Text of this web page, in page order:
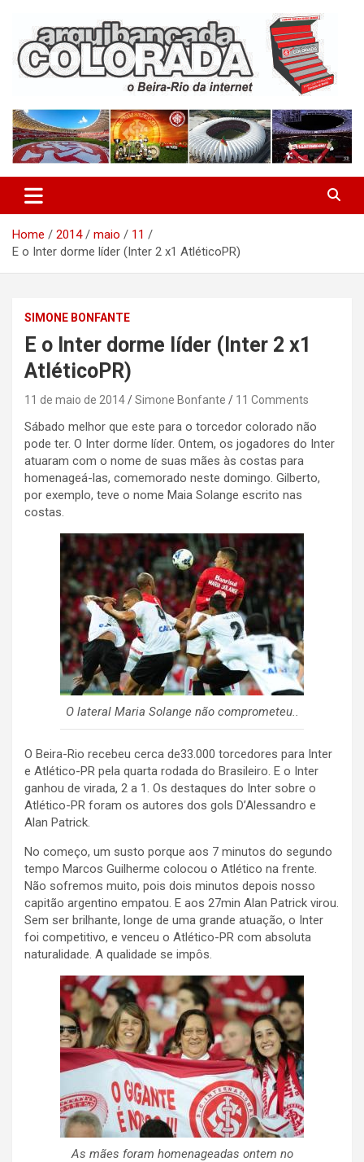
content
Arquibancada Colorada
Home 2014 maio
11
E o Inter dorme líder (Inter 2 x1 AtléticoPR)
SIMONE BONFANTE
E o Inter dorme líder (Inter 2 x1
AtléticoPR)
11 de maio de 2014 Simone Bonfante 11 Comments
Sábado melhor que este para o torcedor colorado não
pode ter. O Inter dorme líder. Ontem, os jogadores do Inter
atuaram com o nome de suas mães às costas para
homenageá-las, comemorado neste domingo. Gilberto,
por exemplo, teve o nome Maia Solange escrito nas
costas.
O lateral Maria Solange não comprometeu..
O Beira-Rio recebeu cerca de33.000 torcedores para Inter
e Atlético-PR pela quarta rodada do Brasileiro. E o Inter
ganhou de virada, 2 a 1. Os destaques do Inter sobre o
Atlético-PR foram os autores dos gols D’Alessandro e
Alan Patrick.
No começo, um susto porque aos 7 minutos do segundo
tempo Marcos Guilherme colocou o Atlético na frente.
Não sofremos muito, pois dois minutos depois nosso
capitão argentino empatou. E aos 27min Alan Patrick virou.
Sem ser brilhante, longe de uma grande atuação, o Inter
foi competitivo, e venceu o Atlético-PR com absoluta
naturalidade. A qualidade se impôs.
As mães foram homenageadas ontem no